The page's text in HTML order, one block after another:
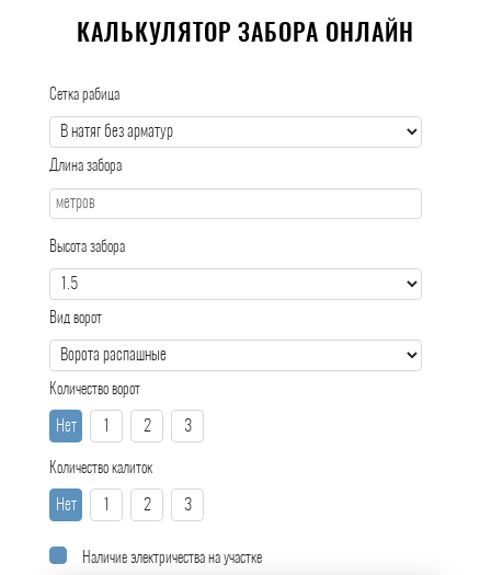
КАЛЬКУЛЯТОР ЗАБОРА ОНЛАЙН
Сетка рабица
Длина забора
Высота забора
Вид ворот
Количество ворот
Нет 1 2 3
Количество калиток
Нет 1 2 3
Наличие электричества на участке